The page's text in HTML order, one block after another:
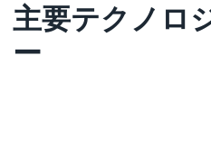
主要テクノロ
ー